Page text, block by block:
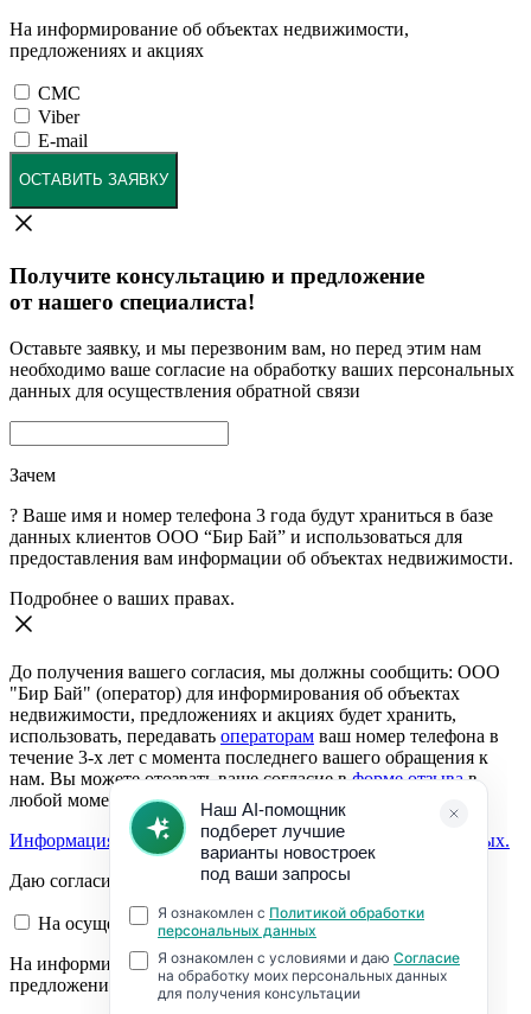
На информирование об объектах недвижимости,
предложениях и акциях
СМС
Viber
E-mail
ОСТАВИТЬ ЗАЯВКУ
Получите консультацию и предложение
от нашего специалиста!
Оставьте заявку, и мы перезвоним вам, но перед этим нам
необходимо ваше согласие на обработку ваших персональных
данных для осуществления обратной связи
Зачем
? Ваше имя и номер телефона 3 года будут храниться в базе
данных клиентов ООО “Бир Бай” и использоваться для
предоставления вам информации об объектах недвижимости.
Подробнее о ваших правах.
До получения вашего согласия, мы должны сообщить: ООО
"Бир Бай" (оператор) для информирования об объектах
недвижимости, предложениях и акциях будет хранить,
использовать, передавать операторам ваш номер телефона в
течение 3-х лет с момента последнего вашего обращения к
нам. Вы можете отозвать ваше согласие вформе отзывав
любой момент.
Информация о согласии на обработку персональных данных.
Даю согласие:
На осуществление обратной связи
На информирование об объектах недвижимости,
предложениях и акциях